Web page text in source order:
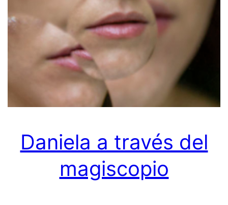
Daniela a través del
magiscopio